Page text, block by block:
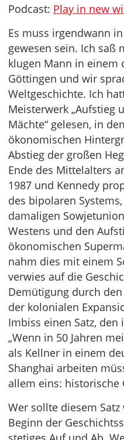
Podcast: Play in new
Es muss irgendwann
gewesen sein. Ich saß
klugen Mann in einem
Göttingen und wir
Weltgeschichte. Ich
Meisterwerk „Aufstieg
Mächte“ gelesen, in
ökonomischen
Abstieg der großen
Ende des Mittelalters
1987 und Kennedy
des bipolaren
damaligen
Westens und den
ökonomischen
nahm dies mit einem
verwies auf die
Demütigung durch
der kolonialen
Imbiss einen Satz, den
„Wenn in 50 Jahren
als Kellner in einem
Shanghai arbeiten
allem eins: historische
Wer sollte diesem
Beginn der